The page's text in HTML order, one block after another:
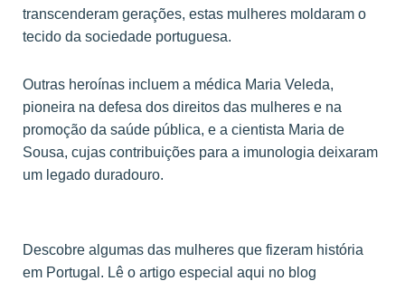
transcenderam gerações, estas mulheres moldaram o
tecido da sociedade portuguesa.
Outras heroínas incluem a médica Maria Veleda,
pioneira na defesa dos direitos das mulheres e na
promoção da saúde pública, e a cientista Maria de
Sousa, cujas contribuições para a imunologia deixaram
um legado duradouro.
Descobre algumas das mulheres que fizeram história
em Portugal. Lê o artigo especial aqui no blog